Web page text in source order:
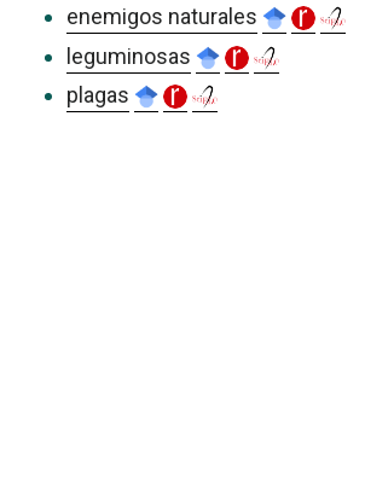
enemigos naturales
leguminosas
plagas